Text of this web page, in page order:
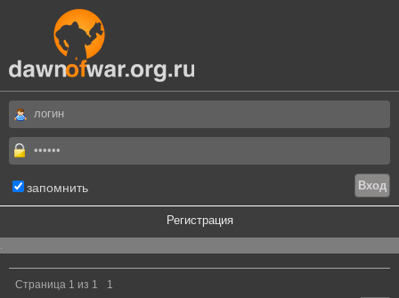
запомнить
Регистрация
.
Страница 1 из 1
1